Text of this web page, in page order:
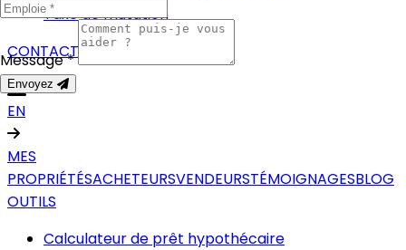
Taxe de mutation
CONTACT
EN
MES
PROPRIÉTÉSACHETEURSVENDEURSTÉMOIGNAGESBLOG
OUTILS
Calculateur de prêt hypothécaire
Message *
Envoyez